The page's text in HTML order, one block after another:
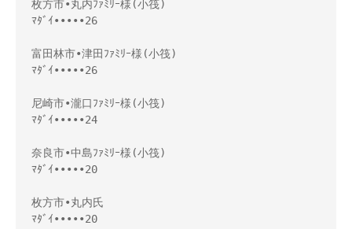
枚方市•丸内ﾌｧﾐﾘｰ様(小筏)
ﾏﾀﾞｲ•••••26
富田林市•津田ﾌｧﾐﾘｰ様(小筏)
ﾏﾀﾞｲ•••••26
尼崎市•瀧口ﾌｧﾐﾘｰ様(小筏)
ﾏﾀﾞｲ•••••24
奈良市•中島ﾌｧﾐﾘｰ様(小筏)
ﾏﾀﾞｲ•••••20
枚方市•丸内氏
ﾏﾀﾞｲ•••••20